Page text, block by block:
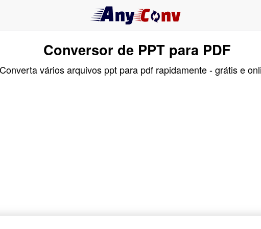
Conversor de PPT para PDF
Converta vários arquivos ppt para pdf rapidamente - grátis e